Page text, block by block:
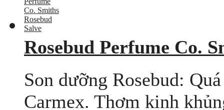
Rosebud Perfume Co.
Son dưỡng Rosebud:
Carmex. Thơm kinh